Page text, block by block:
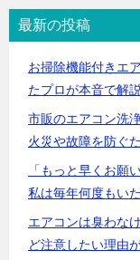
最新の投稿
お掃除機能付きエ
たプロが本音で解
市販のエアコン洗
火災や故障を防ぐ
「もっと早くお願
私は毎年何度もい
エアコンは臭わな
ど注意したい理由